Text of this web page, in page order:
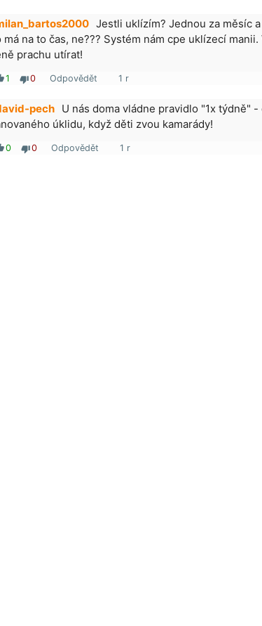
Jestli uklízím? Jednou za měsíc
má na to čas, ne??? Systém nám cpe uklízecí
prachu utírat!
1 thumb_down0 Odpovědět 1 r
pech U nás doma vládne pravidlo "1x týdně"
úklidu, když děti zvou kamarády!
0 thumb_down0 Odpovědět 1 r